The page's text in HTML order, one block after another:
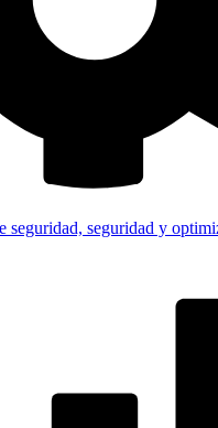
seguridad, seguridad y